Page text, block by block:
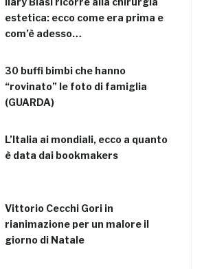
estetica: ecco come era prima e
com’è adesso…
30 buffi bimbi che hanno
“rovinato” le foto di famiglia
(GUARDA)
L’Italia ai mondiali, ecco a quanto
è data dai bookmakers
Vittorio Cecchi Gori in
rianimazione per un malore il
giorno di Natale